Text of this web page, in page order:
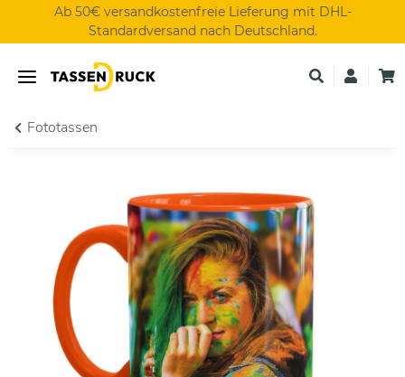
Ab 50€ versandkostenfreie Lieferung mit DHL-
Standardversand nach Deutschland.
Fototassen